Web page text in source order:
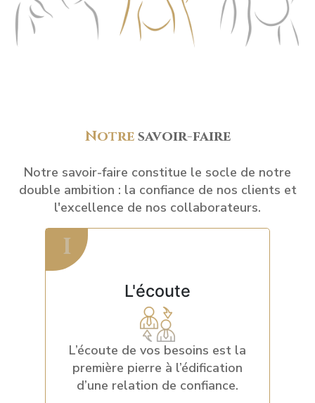
Notresavoir-faire
Notre savoir-faire constitue le socle de notre
double ambition : la confiance de nos clients et
l'excellence de nos collaborateurs.
I
Une question ?
Un RDV ?
contactez-nous
I
L'écoute
L’écoute de vos besoins est la
première pierre à l’édification
d’une relation de confiance.